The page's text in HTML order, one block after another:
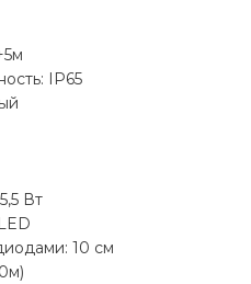
IP65
Вт
10 см